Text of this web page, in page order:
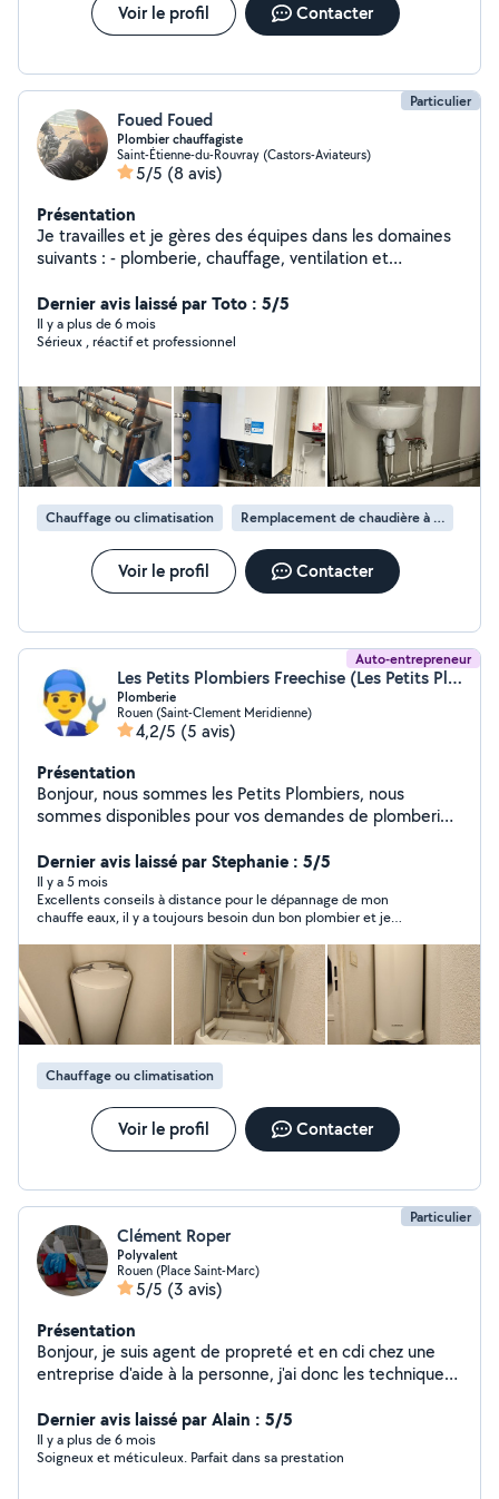
Voir le profil Contacter
Particulier
Foued Foued
Plombier chauffagiste
Saint-Étienne-du-Rouvray (Castors-Aviateurs)
5/5 (8 avis)
Présentation
Je travailles et je gères des équipes dans les domaines
suivants : - plomberie, chauffage, ventilation et
Dernier avis laissé par Toto : 5/5
Il y a plus de 6 mois
Sérieux , réactif et professionnel
Chauffage ou climatisation Remplacement de chaudière à gaz
Voir le profil Contacter
Auto-entrepreneur
Les Petits Plombiers Freechise (Les Petits Plombiers Freechise)
Plomberie
Rouen (Saint-Clement Meridienne)
4,2/5 (5 avis)
Présentation
Bonjour, nous sommes les Petits Plombiers, nous
sommes disponibles pour vos demandes de plomberie
Dernier avis laissé par Stephanie : 5/5
Il y a 5 mois
Excellents conseils à distance pour le dépannage de mon
chauffe eaux, il y a toujours besoin dun bon plombier et je
futur Merci à vous Stéphanie
Chauffage ou climatisation
Voir le profil Contacter
Particulier
Clément Roper
Polyvalent
Rouen (Place Saint-Marc)
5/5 (3 avis)
Présentation
Bonjour, je suis agent de propreté et en cdi chez une
entreprise d'aide à la personne, j'ai donc les techniques
propreté irréprochable. C'est mon métier, j'ai toutes les
compétences pour vous venir en aide.《Agent de
propreté》 ¤ Mais aussi, je touche a tout en terme de
Dernier avis laissé par Alain : 5/5
Il y a plus de 6 mois
Soigneux et méticuleux. Parfait dans sa prestation